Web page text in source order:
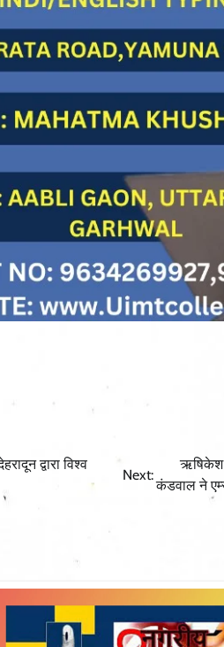
द्वारा विश्व
Next:
​ऋषिकेश
कंडवाल ने